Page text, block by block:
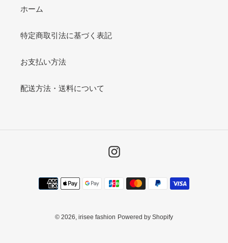
ホーム
特定商取引法に基づく表記
お支払い方法
配送方法・送料について
Instagram
決
済
© 2026, irisee fashion Powered by Shopify